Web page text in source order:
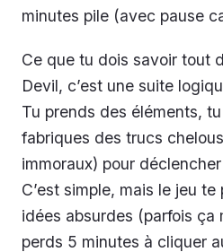
minutes pile (avec pause
Ce que tu dois savoir tout
Devil, c’est une suite
Tu prends des éléments,
fabriques des trucs
immoraux) pour
C’est simple, mais le jeu
idées absurdes (parfois ça
perds 5 minutes à cliquer